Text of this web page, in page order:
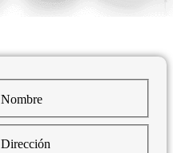
Nombre
Dirección